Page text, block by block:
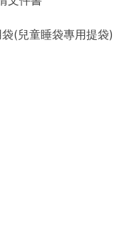
(兒童睡袋專用提袋)